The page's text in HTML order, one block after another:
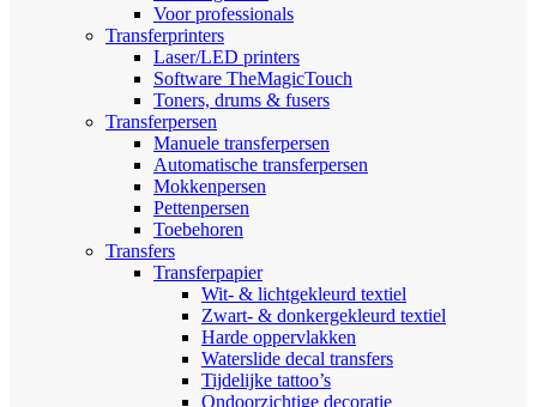
Voor professionals
Transferprinters
Laser/LED printers
Software TheMagicTouch
Toners, drums & fusers
Transferpersen
Manuele transferpersen
Automatische transferpersen
Mokkenpersen
Pettenpersen
Toebehoren
Transfers
Transferpapier
Wit- & lichtgekleurd textiel
Zwart- & donkergekleurd textiel
Harde oppervlakken
Waterslide decal transfers
Tijdelijke tattoo’s
Ondoorzichtige decoratie